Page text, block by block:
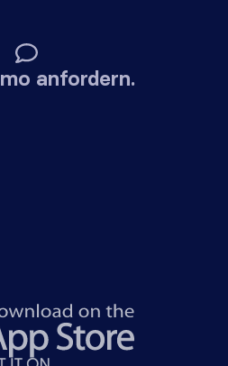
anfordern.